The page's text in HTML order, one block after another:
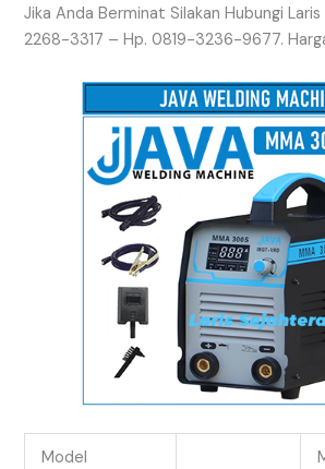
Jika Anda Berminat Silakan Hubungi
2268-3317 – Hp. 0819-3236-9677.
Model